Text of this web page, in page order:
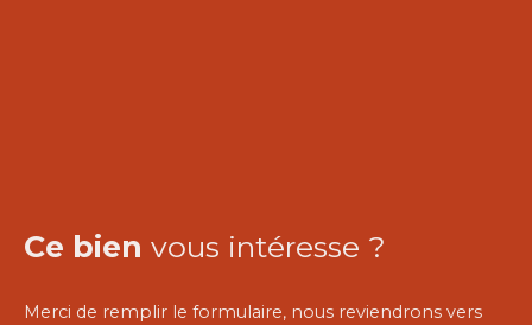
Ce bien vous intéresse ?
Merci de remplir le formulaire, nous reviendrons vers